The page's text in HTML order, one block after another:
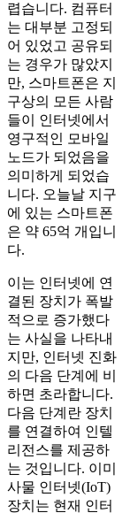
렵습니다. 컴퓨터
는 대부분 고정되
어 있었고 공유되
는 경우가 많았지
만, 스마트폰은 지
구상의 모든 사람
들이 인터넷에서
영구적인 모바일
노드가 되었음을
의미하게 되었습
니다. 오늘날 지구
에 있는 스마트폰
은 약 65억 개입니
다.
이는 인터넷에 연
결된 장치가 폭발
적으로 증가했다
는 사실을 나타내
지만, 인터넷 진화
의 다음 단계에 비
하면 초라합니다.
다음 단계란 장치
를 연결하여 인텔
리전스를 제공하
는 것입니다. 이미
사물 인터넷(IoT)
장치는 현재 인터